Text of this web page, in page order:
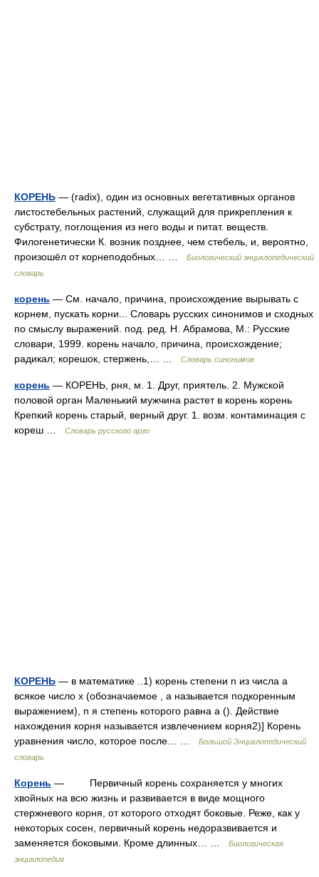
КОРЕНЬ — (radix), один из основных вегетативных органов
листостебельных растений, служащий для прикрепления к
субстрату, поглощения из него воды и питат. веществ.
Филогенетически К. возник позднее, чем стебель, и, вероятно,
произошёл от корнеподобных… …
Биологический энциклопедический
словарь
корень — См. начало, причина, происхождение вырывать с
корнем, пускать корни... Словарь русских синонимов и сходных
по смыслу выражений. под. ред. Н. Абрамова, М.: Русские
словари, 1999. корень начало, причина, происхождение;
радикал; корешок, стержень,… …
Словарь синонимов
корень — КОРЕНЬ, рня, м. 1. Друг, приятель. 2. Мужской
половой орган Маленький мужчина растет в корень корень
Крепкий корень старый, верный друг. 1. возм. контаминация с
кореш …
Словарь русского арго
КОРЕНЬ — в математике ..1) корень степени n из числа a
всякое число x (обозначаемое , a называется подкоренным
выражением), n я степень которого равна a (). Действие
нахождения корня называется извлечением корня2)] Корень
уравнения число, которое после… …
Большой Энциклопедический
словарь
Корень — Первичный корень сохраняется у многих
хвойных на всю жизнь и развивается в виде мощного
стержневого корня, от которого отходят боковые. Реже, как у
некоторых сосен, первичный корень недоразвивается и
заменяется боковыми. Кроме длинных… …
Биологическая
энциклопедия